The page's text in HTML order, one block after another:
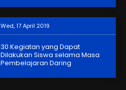
Wed, 17 April 2019
30 Kegiatan yang Dapat
Dilakukan Siswa selama Masa
Pembelajaran Daring